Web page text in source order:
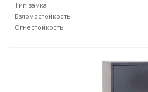
Тип замка
Взломостойкость
Огнестойкость